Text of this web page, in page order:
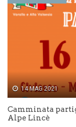
14 MAG 2021
Camminata
Alpe Lincè